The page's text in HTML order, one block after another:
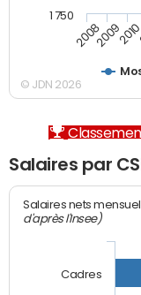
20082009
1 750
© JDN 2026
Salaires par
Salaires nets
d'après l'Insee)
Cadres